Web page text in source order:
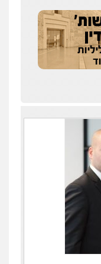
אסירים
דין
עורכי דין לענייני